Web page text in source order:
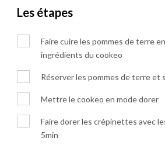
Les étapes
Faire cuire les pommes de terre
ingrédients du cookeo
Réserver les pommes de terre et
Mettre le cookeo en mode dorer
Faire dorer les crépinettes avec
5min